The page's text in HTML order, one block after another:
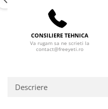
CONSILIERE TEHNICA
Va rugam sa ne scrieti la
contact@freeyeti.ro
Descriere